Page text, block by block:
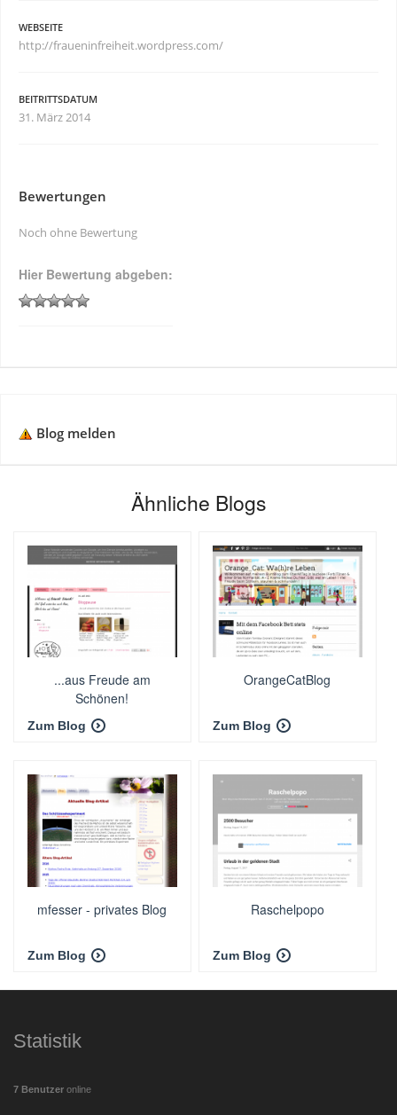
WEBSEITE
http://fraueninfreiheit.wordpress.com/
BEITRITTSDATUM
31. März 2014
Bewertungen
Noch ohne Bewertung
Hier Bewertung abgeben:
Blog melden
Ähnliche Blogs
...aus Freude am
Schönen!
Zum Blog
OrangeCatBlog
Zum Blog
mfesser - privates Blog
Zum Blog
Raschelpopo
Zum Blog
Statistik
7 Benutzer online